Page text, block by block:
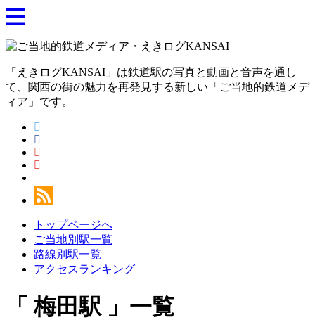
「えきログKANSAI」は鉄道駅の写真と動画と音声を通し
て、関西の街の魅力を再発見する新しい「ご当地的鉄道メデ
ィア」です。
トップページへ
ご当地別駅一覧
路線別駅一覧
アクセスランキング
梅田駅 一覧